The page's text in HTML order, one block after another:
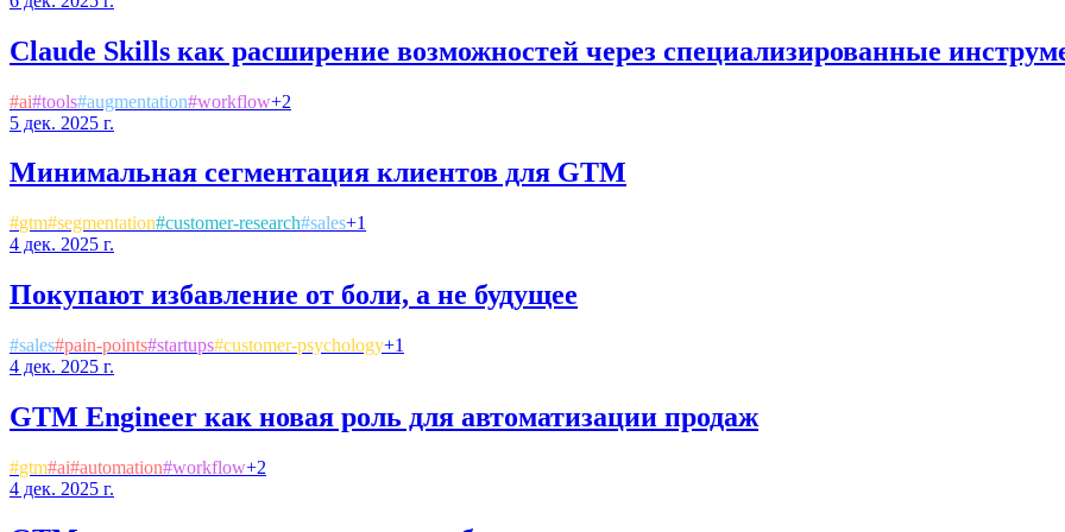
Claude Skills как расширение возможностей через специализированные
#ai#tools#augmentation#workflow+2
5 дек. 2025 г.
Минимальная сегментация клиентов для GTM
#gtm#segmentation#customer-research#sales+1
4 дек. 2025 г.
Покупают избавление от боли, а не будущее
#sales#pain-points#startups#customer-psychology+1
4 дек. 2025 г.
GTM Engineer как новая роль для автоматизации продаж
#gtm#ai#automation#workflow+2
4 дек. 2025 г.